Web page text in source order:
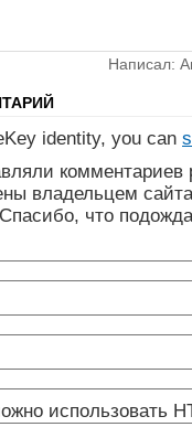
Написал:
identity, you can
владельцем
что
использовать